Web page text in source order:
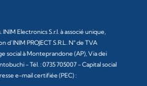
Electronics S.r.l. à associé unique,
PROJECT S.R.L. N° de TVA
social à Monteprandone (AP), Via dei
- Tél. : 0735 705007 - Capital social
e-mail certifiée (PEC) :